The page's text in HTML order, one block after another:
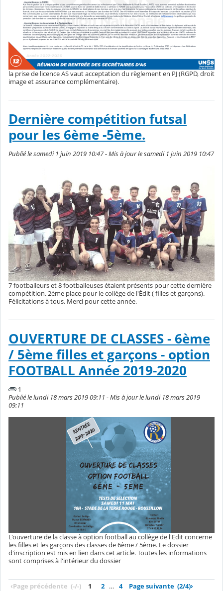
la prise de licence AS vaut acceptation du règlement en PJ (RGPD, droit
image et assurance complémentaire).
Dernière compétition futsal
pour les 6ème -5ème.
Publié le samedi 1 juin 2019 10:47 - Mis à jour le samedi 1 juin 2019 10:47
7 footballeurs et 8 footballeuses étaient présents pour cette dernière
compétition. 2ème place pour le collège de l'Édit ( filles et garçons).
Félicitations à tous. Merci pour cette année.
OUVERTURE DE CLASSES - 6ème
/ 5ème filles et garçons - option
FOOTBALL Année 2019-2020
1
Publié le lundi 18 mars 2019 09:11 - Mis à jour le lundi 18 mars 2019
09:11
L'ouverture de la classe à option football au collège de l'Edit concerne
les filles et les garçons des classes de 6ème / 5ème. Le dossier
d'inscription est mis en lien dans cet article. Toutes les informations
sont comprises à l'intérieur du dossier
‹Page précédente (-/-) 1 2 … 4 Page suivante (2/4)›